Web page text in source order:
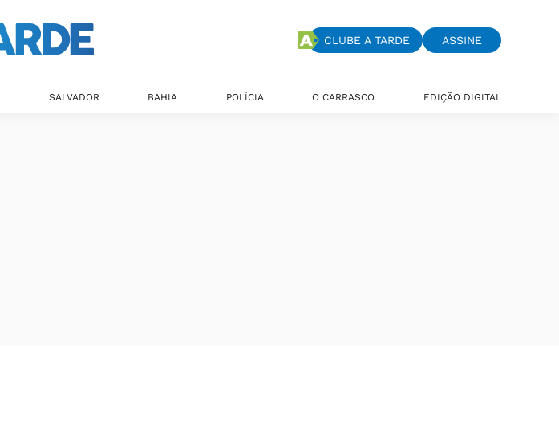
CLUBE A TARDE ASSINE
SALVADOR BAHIA POLÍCIA O CARRASCO EDIÇÃO DIGITAL